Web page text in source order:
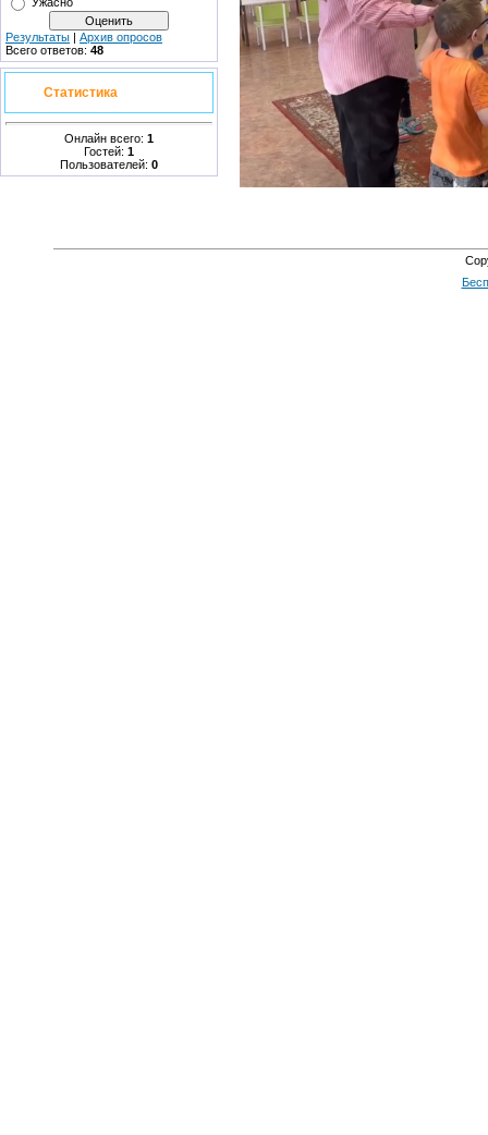
Результаты | Архив опросов
Всего ответов: 48
Статистика
Онлайн всего: 1
Гостей: 1
Пользователей: 0